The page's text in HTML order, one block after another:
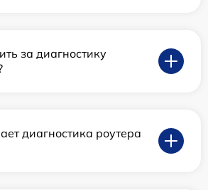
за диагностику
диагностика роутера